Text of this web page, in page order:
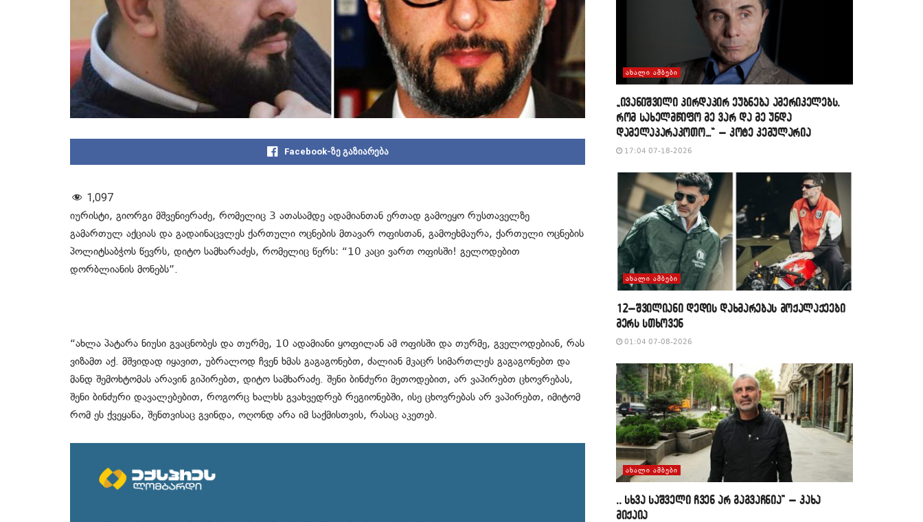
Facebook-ზე გაზიარება
1,097
იურისტი, გიორგი მშვენიერაძე, რომელიც 3 ათასამდე ადამიანთან ერთად გამოეყო რუსთაველზე
გამართულ აქციას და გადაინაცვლეს ქართული ოცნების მთავარ ოფისთან, გამოეხმაურა, ქართული ოცნების
პოლიტსაბჭოს წევრს, დიტო სამხარაძეს, რომელიც წერს: “10 კაცი ვართ ოფისში! გელოდებით
დორბლიანის მონებს”.
“ახლა პატარა ნიუსი გვაცნობეს და თურმე, 10 ადამიანი ყოფილან ამ ოფისში და თურმე, გველოდებიან, რას
ვიზამთ აქ. მშვიდად იყავით, უბრალოდ ჩვენ ხმას გაგაგონებთ, ძალიან მკაცრ სიმართლეს გაგაგონებთ და
მანდ შემოხტომას არავინ გიპირებთ, დიტო სამხარაძე. შენი ბინძური მეთოდებით, არ ვაპირებთ ცხოვრებას,
შენი ბინძური დავალებებით, როგორც ხალხს გვახვედრებ რეგიონებში, ისე ცხოვრებას არ ვაპირებთ, იმიტომ
რომ ეს ქვეყანა, შენთვისაც გვინდა, ოღონდ არა იმ საქმისთვის, რასაც აკეთებ.
ᲐᲮᲐᲚᲘ ᲐᲛᲑᲔᲑᲘ
„ივანიშვილი პირდაპირ ეუბნება ამერიკელებს,
რომ სახელმწიფო მე ვარ და მე უნდა
დამელაპარაკოთო…“ – კოტე კემულარია
17:04 07-18-2026
ᲐᲮᲐᲚᲘ ᲐᲛᲑᲔᲑᲘ
12–შვილიანი დედის დახმარებას მოქალაქეები
მერს სთხოვენ
01:04 07-08-2026
ᲐᲮᲐᲚᲘ ᲐᲛᲑᲔᲑᲘ
,, სხვა საშველი ჩვენ არ გაგვაჩნია” – კახა
მიქაია